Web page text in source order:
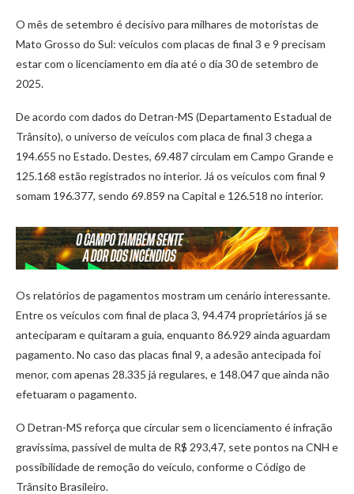
O mês de setembro é decisivo para milhares de motoristas de
Mato Grosso do Sul: veículos com placas de final 3 e 9 precisam
estar com o licenciamento em dia até o dia 30 de setembro de
2025.
De acordo com dados do Detran-MS (Departamento Estadual de
Trânsito), o universo de veículos com placa de final 3 chega a
194.655 no Estado. Destes, 69.487 circulam em Campo Grande e
125.168 estão registrados no interior. Já os veículos com final 9
somam 196.377, sendo 69.859 na Capital e 126.518 no interior.
Os relatórios de pagamentos mostram um cenário interessante.
Entre os veículos com final de placa 3, 94.474 proprietários já se
anteciparam e quitaram a guia, enquanto 86.929 ainda aguardam
pagamento. No caso das placas final 9, a adesão antecipada foi
menor, com apenas 28.335 já regulares, e 148.047 que ainda não
efetuaram o pagamento.
O Detran-MS reforça que circular sem o licenciamento é infração
gravíssima, passível de multa de R$ 293,47, sete pontos na CNH e
possibilidade de remoção do veículo, conforme o Código de
Trânsito Brasileiro.